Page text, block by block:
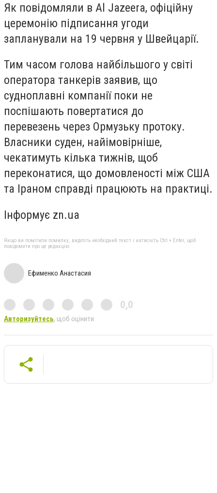
Як повідомляли в Al Jazeera, офіційну
церемонію підписання угоди
запланували на 19 червня у Швейцарії.
Тим часом голова найбільшого у світі
оператора танкерів заявив, що
судноплавні компанії поки не
поспішають повертатися до
перевезень через Ормузьку протоку.
Власники суден, найімовірніше,
чекатимуть кілька тижнів, щоб
переконатися, що домовленості між США
та Іраном справді працюють на практиці.
Інформує zn.ua
Якщо ви помітили помилку, виділіть необхідний текст і натисніть Ctrl + Enter, щоб
повідомити про це редакцію
Ефименко Анастасия
0,0
Авторизуйтесь, щоб оцінити